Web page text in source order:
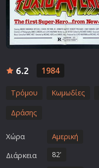
6.2 1984
Τρόμου Κωμωδίες
Δράσης
Χώρα Αμερική
Διάρκεια 82'